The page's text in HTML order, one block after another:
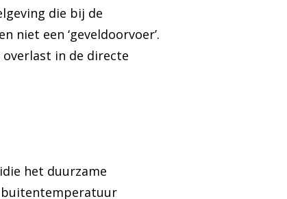
die bij de
niet een ‘geveldoorvoer’.
overlast in de directe
het duurzame
buitentemperatuur